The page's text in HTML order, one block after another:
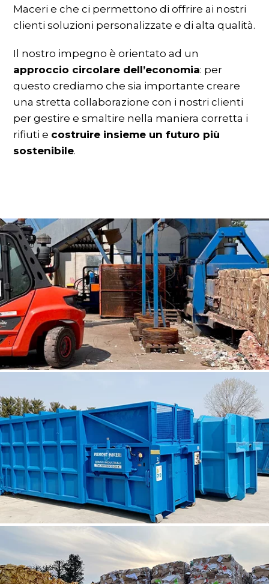
Maceri e che ci permettono di offrire ai nostri
clienti soluzioni personalizzate e di alta qualità.
Il nostro impegno è orientato ad un
approccio circolare dell’economia: per
questo crediamo che sia importante creare
una stretta collaborazione con i nostri clienti
per gestire e smaltire nella maniera corretta i
rifiuti e costruire insieme un futuro più
sostenibile.